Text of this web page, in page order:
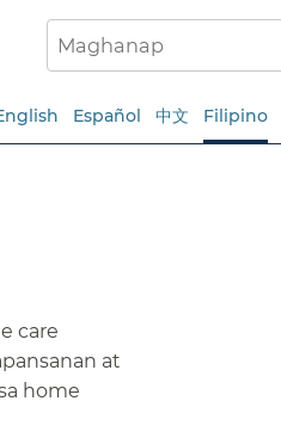
Español 中文 Filipino
care
at
home